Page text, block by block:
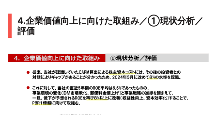
4.企業価値向上に向けた取組み／①現状分析／
評価